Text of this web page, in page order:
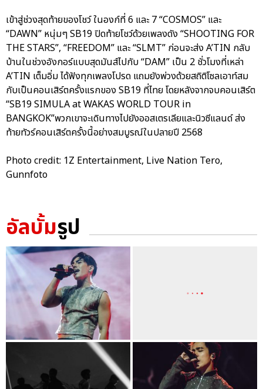
เข้าสู่ช่วงสุดท้ายของโชว์ ในองก์ที่ 6 และ 7 “COSMOS” และ
“DAWN” หนุ่มๆ SB19 ปิดท้ายโชว์ด้วยเพลงดัง “SHOOTING FOR
THE STARS”, “FREEDOM” และ “SLMT” ก่อนจะส่ง A’TIN กลับ
บ้านในช่วงอังกอร์แบบสุดมันส์ไปกับ “DAM” เป็น 2 ชั่วโมงที่เหล่า
A’TIN เต็มอิ่ม ได้ฟังทุกเพลงโปรด แถมยังพ่วงด้วยสถิติโซลเอาท์สม
กับเป็นคอนเสิร์ตครั้งแรกของ SB19 ที่ไทย โดยหลังจากจบคอนเสิร์ต
“SB19 SIMULA at WAKAS WORLD TOUR in
BANGKOK”พวกเขาจะเดินทางไปยังออสเตรเลียและนิวซีแลนด์ ส่ง
ท้ายทัวร์คอนเสิร์ตครั้งนี้อย่างสมบูรณ์ในปลายปี 2568
Photo credit: 1Z Entertainment, Live Nation Tero,
Gunnfoto
อัลบั้มรูป